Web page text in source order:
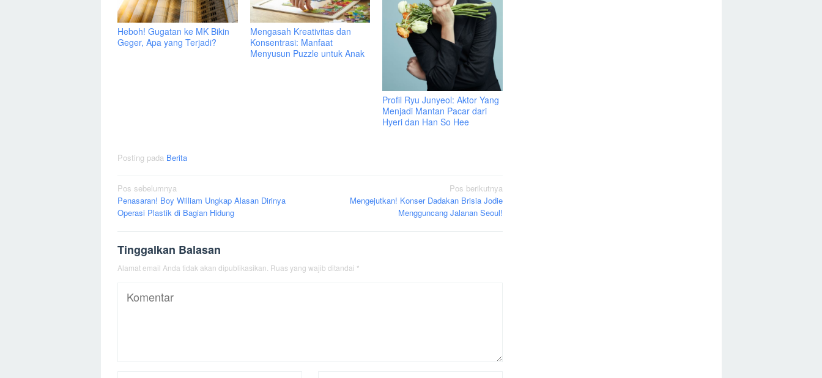
Heboh! Gugatan ke MK Bikin
Geger, Apa yang Terjadi?
Mengasah Kreativitas dan
Konsentrasi: Manfaat
Menyusun Puzzle untuk Anak
Profil Ryu Junyeol: Aktor Yang
Menjadi Mantan Pacar dari
Hyeri dan Han So Hee
Posting pada Berita
Navigasi
pos
Pos sebelumnya
Penasaran! Boy William Ungkap Alasan Dirinya
Operasi Plastik di Bagian Hidung
Pos berikutnya
Mengejutkan! Konser Dadakan Brisia Jodie
Mengguncang Jalanan Seoul!
Tinggalkan Balasan
Alamat email Anda tidak akan dipublikasikan. Ruas yang wajib ditandai *